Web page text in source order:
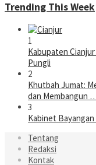
Trending This Week
1
Kabupaten
Pungli
2
Khutbah Jumat:
dan Membangun
3
Kabinet
Tentang
Redaksi
Kontak